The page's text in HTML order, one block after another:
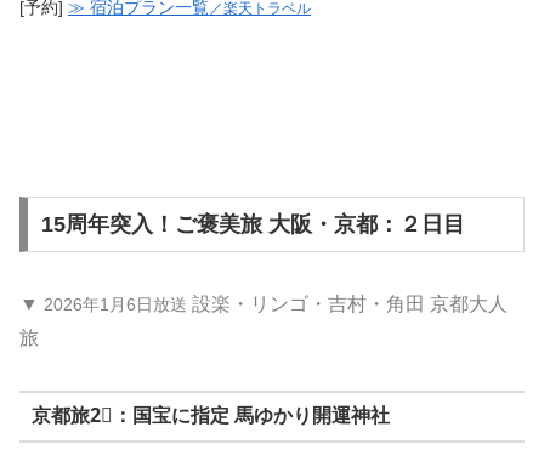
[予約] ≫ 宿泊プラン一覧 ／楽天トラベル
15周年突入！ご褒美旅 大阪・京都：２日目
▼ 2026年1月6日放送 設楽・リンゴ・吉村・角田 京都大人
旅
京都旅2⃣：国宝に指定 馬ゆかり開運神社